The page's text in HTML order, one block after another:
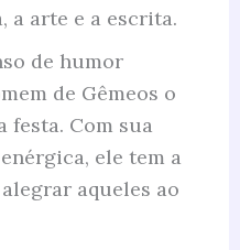
a arte e a escrita.
de humor
de Gêmeos o
festa. Com sua
ele tem a
aqueles ao